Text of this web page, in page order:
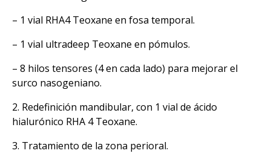
– 1 vial RHA4 Teoxane en fosa temporal.
– 1 vial ultradeep Teoxane en pómulos.
– 8 hilos tensores (4 en cada lado) para mejorar el
surco nasogeniano.
2. Redefinición mandibular, con 1 vial de ácido
hialurónico RHA 4 Teoxane.
3. Tratamiento de la zona perioral.